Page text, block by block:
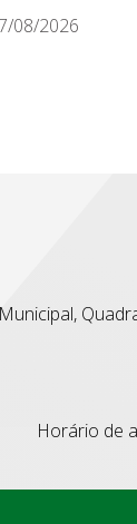
08/2026
Horário de